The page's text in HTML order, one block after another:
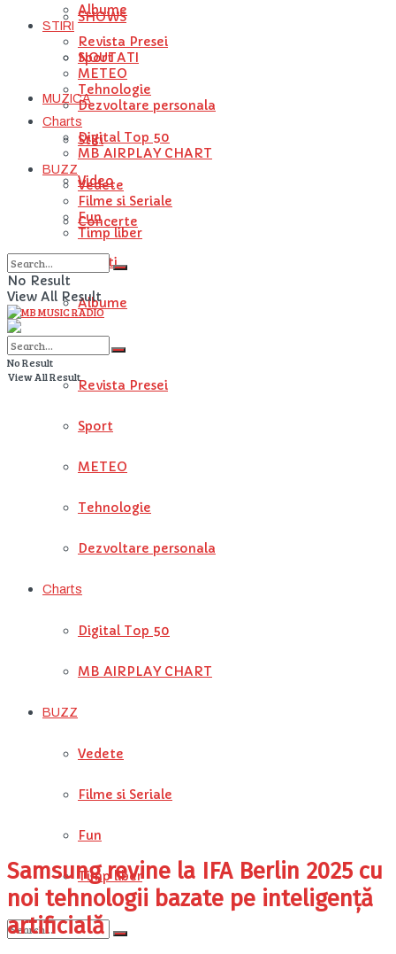
SHOWS
NOUTATI
MUZICA
Stiri
Video
Concerte
Artisti
Albume
STIRI
Revista Presei
Sport
METEO
Tehnologie
Dezvoltare personala
Charts
Digital Top 50
MB AIRPLAY CHART
BUZZ
Vedete
Filme si Seriale
Fun
Timp liber
Albume
STIRI
Revista Presei
Sport
METEO
Tehnologie
Dezvoltare personala
Charts
Digital Top 50
MB AIRPLAY CHART
BUZZ
Vedete
Filme si Seriale
Fun
Timp liber
No Result
View All Result
No Result
View All Result
Samsung revine la IFA Berlin 2025 cu
noi tehnologii bazate pe inteligență
artificială